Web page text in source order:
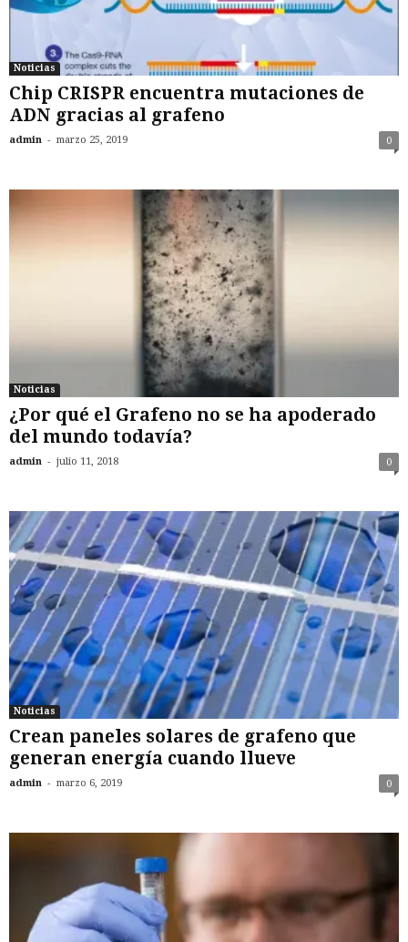
Noticias
Chip CRISPR encuentra mutaciones de
ADN gracias al grafeno
admin - marzo 25, 2019 0
Noticias
¿Por qué el Grafeno no se ha apoderado
del mundo todavía?
admin - julio 11, 2018 0
Noticias
Crean paneles solares de grafeno que
generan energía cuando llueve
admin - marzo 6, 2019 0